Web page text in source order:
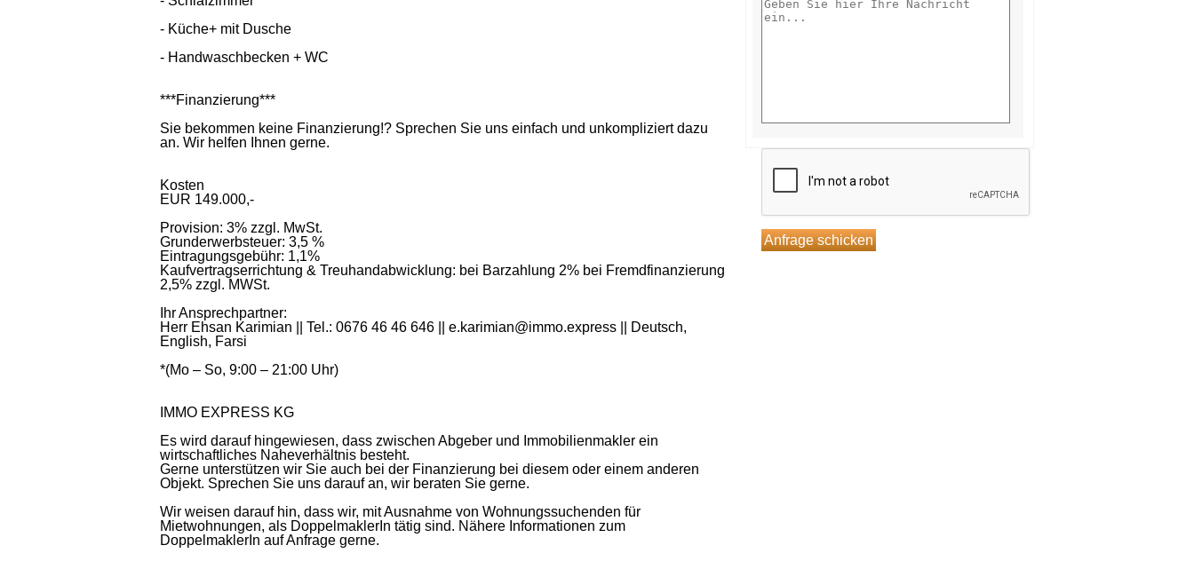
- Küche+ mit Dusche
- Handwaschbecken + WC
***Finanzierung***
Sie bekommen keine Finanzierung!? Sprechen Sie uns einfach und unkompliziert dazu
an. Wir helfen Ihnen gerne.
Kosten
EUR 149.000,-
Provision: 3% zzgl. MwSt.
Grunderwerbsteuer: 3,5 %
Eintragungsgebühr: 1,1%
Kaufvertragserrichtung & Treuhandabwicklung: bei Barzahlung 2% bei Fremdfinanzierung
2,5% zzgl. MWSt.
Ihr Ansprechpartner:
Herr Ehsan Karimian || Tel.: 0676 46 46 646 || e.karimian@immo.express || Deutsch,
English, Farsi
*(Mo – So, 9:00 – 21:00 Uhr)
IMMO EXPRESS KG
Es wird darauf hingewiesen, dass zwischen Abgeber und Immobilienmakler ein
wirtschaftliches Naheverhältnis besteht.
Gerne unterstützen wir Sie auch bei der Finanzierung bei diesem oder einem anderen
Objekt. Sprechen Sie uns darauf an, wir beraten Sie gerne.
Wir weisen darauf hin, dass wir, mit Ausnahme von Wohnungssuchenden für
Mietwohnungen, als DoppelmaklerIn tätig sind. Nähere Informationen zum
DoppelmaklerIn auf Anfrage gerne.